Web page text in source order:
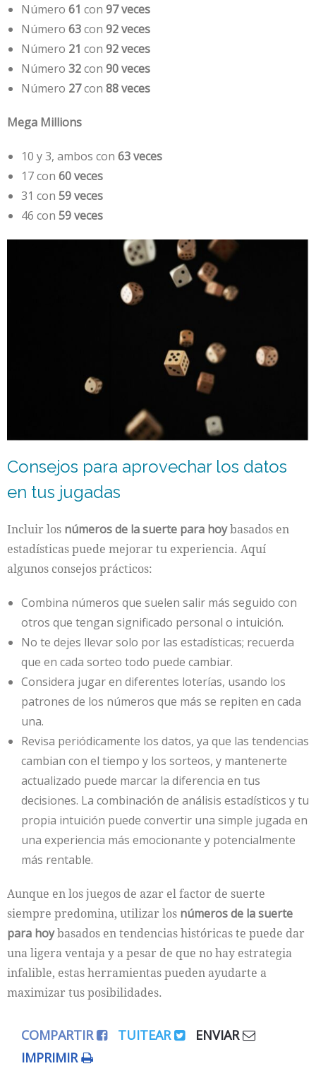
Número 61 con 97 veces
Número 63con 92 veces
Número 21 con 92 veces
Número 32con 90 veces
Número 27con 88 veces
Mega Millions
10 y 3, ambos con 63 veces
17 con 60 veces
31 con 59 veces
46 con 59 veces
Consejos para aprovechar los datos
en tus jugadas
Incluir los números de la suerte para hoybasados en
estadísticas puede mejorar tu experiencia. Aquí
algunos consejos prácticos:
Combina números que suelen salir más seguido con
otros que tengan significado personal o intuición.
No te dejes llevar solo por las estadísticas; recuerda
que en cada sorteo todo puede cambiar.
Considera jugar en diferentes loterías, usando los
patrones de los números que más se repiten en cada
una.
Revisa periódicamente los datos, ya que las tendencias
cambian con el tiempo y los sorteos, y mantenerte
actualizado puede marcar la diferencia en tus
decisiones. La combinación de análisis estadísticos y tu
propia intuición puede convertir una simple jugada en
una experiencia más emocionante y potencialmente
más rentable.
Aunque en los juegos de azar el factor de suerte
siempre predomina, utilizar los números de la suerte
para hoybasados en tendencias históricas te puede dar
una ligera ventaja y a pesar de que no hay estrategia
infalible, estas herramientas pueden ayudarte a
maximizar tus posibilidades.
COMPARTIR TUITEAR
ENVIAR
IMPRIMIR